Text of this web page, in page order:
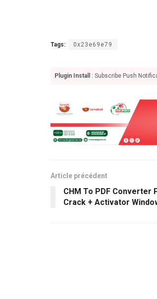
Tags: 0x23e69e79
Plugin Install : Subscribe Push
Article précédent
CHM To PDF Converter
Crack + Activator